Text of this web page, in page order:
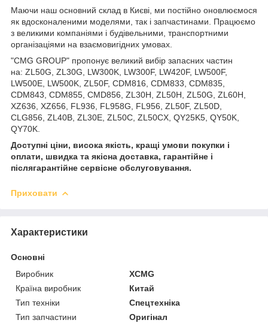
Маючи наш основний склад в Києві, ми постійно оновлюємося
як вдосконаленими моделями, так і запчастинами. Працюємо
з великими компаніями і будівельними, транспортними
організаціями на взаємовигідних умовах.
"CMG GROUP" пропонує великий вибір запасних частин
на: ZL50G, ZL30G, LW300K, LW300F, LW420F, LW500F,
LW500E, LW500K, ZL50F, CDM816, CDM833, CDM835,
CDM843, CDM855, CMD856, ZL30H, ZL50H, ZL50G, ZL60H,
XZ636, XZ656, FL936, FL958G, FL956, ZL50F, ZL50D,
CLG856, ZL40B, ZL30E, ZL50C, ZL50CX, QY25K5, QY50K,
QY70K.
Доступні ціни, висока якість, кращі умови покупки і
оплати, швидка та якісна доставка, гарантійне і
післягарантійне сервісне обслуговування.
Приховати
Характеристики
Основні
Виробник
XCMG
Країна виробник
Китай
Тип техніки
Спецтехніка
Тип запчастини
Оригінал